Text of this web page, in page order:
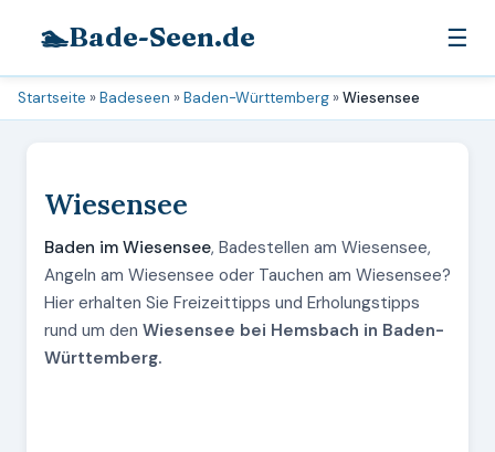
🏊Bade-Seen.de ☰
Startseite »Badeseen »Baden-Württemberg »Wiesensee
Wiesensee
Baden im Wiesensee, Badestellen am Wiesensee,
Angeln am Wiesensee oder Tauchen am Wiesensee?
Hier erhalten Sie Freizeittipps und Erholungstipps
rund um den Wiesensee bei Hemsbach in Baden-
Württemberg.